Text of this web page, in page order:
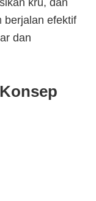
kru, dan
berjalan efektif
dan